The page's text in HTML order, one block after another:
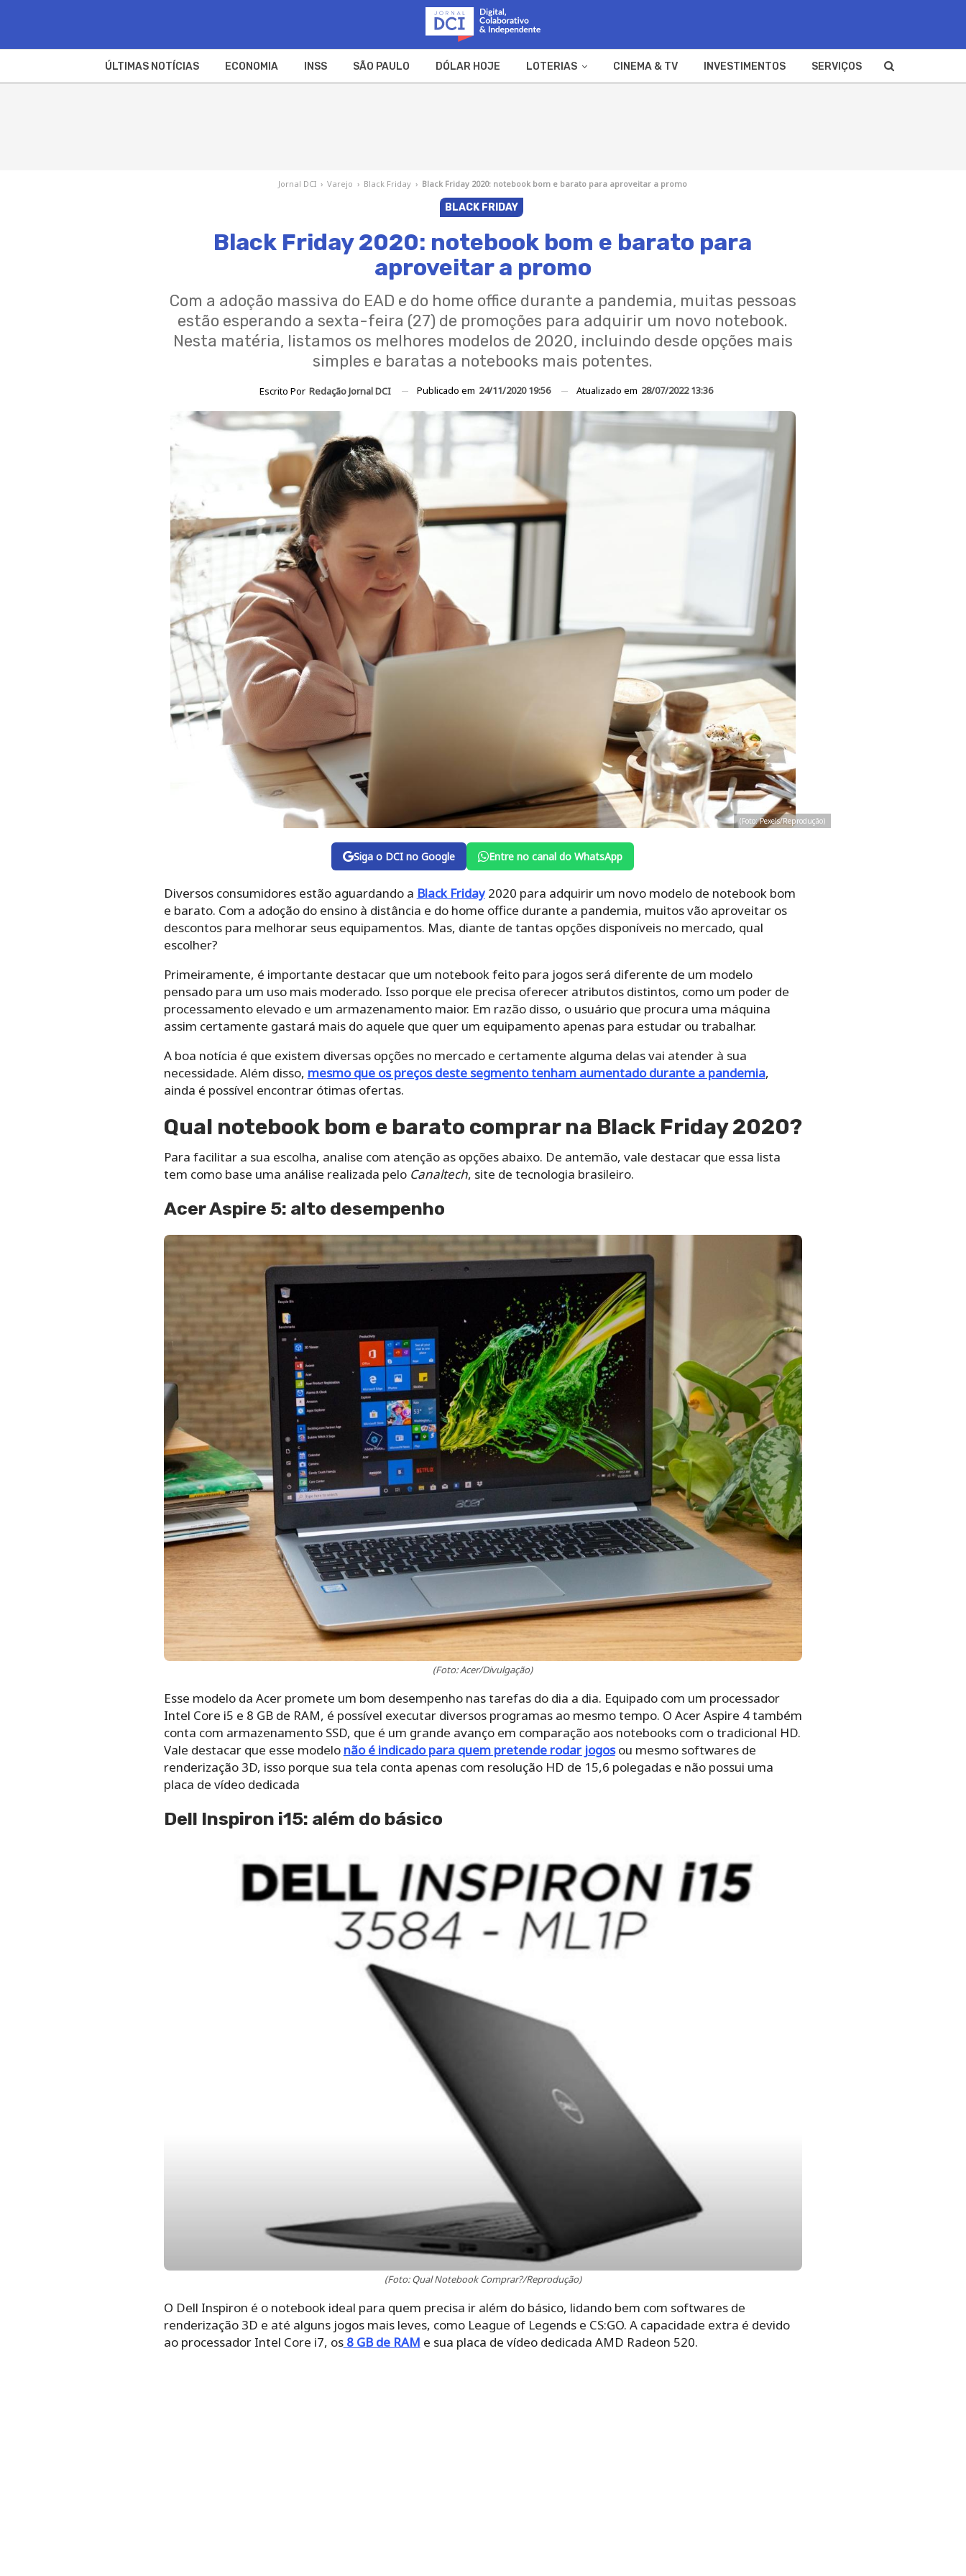
ÚLTIMAS NOTÍCIAS ECONOMIA INSS SÃO PAULO DÓLAR HOJE LOTERIAS CINEMA & TV INVESTIMENTOS SERVIÇOS
Jornal DCI › Varejo › Black Friday › Black Friday 2020: notebook bom e barato para aproveitar a promo
BLACK FRIDAY
Black Friday 2020: notebook bom e barato para
aproveitar a promo
Com a adoção massiva do EAD e do home office durante a pandemia, muitas pessoas
estão esperando a sexta-feira (27) de promoções para adquirir um novo notebook.
Nesta matéria, listamos os melhores modelos de 2020, incluindo desde opções mais
simples e baratas a notebooks mais potentes.
Escrito Por Redação Jornal DCI Publicado em 24/11/2020 19:56 Atualizado em 28/07/2022 13:36
(Foto: Pexels/Reprodução)
Siga o DCI no Google Entre no canal do WhatsApp
Diversos consumidores estão aguardando a Black Friday2020 para adquirir um novo modelo de notebook bom
e barato. Com a adoção do ensino à distância e do home office durante a pandemia, muitos vão aproveitar os
descontos para melhorar seus equipamentos. Mas, diante de tantas opções disponíveis no mercado, qual
escolher?
Primeiramente, é importante destacar que um notebook feito para jogos será diferente de um modelo
pensado para um uso mais moderado. Isso porque ele precisa oferecer atributos distintos, como um poder de
processamento elevado e um armazenamento maior. Em razão disso, o usuário que procura uma máquina
assim certamente gastará mais do aquele que quer um equipamento apenas para estudar ou trabalhar.
A boa notícia é que existem diversas opções no mercado e certamente alguma delas vai atender à sua
necessidade. Além disso, mesmo que os preços deste segmento tenham aumentado durante a pandemia,
ainda é possível encontrar ótimas ofertas.
Qual notebook bom e barato comprar na Black Friday 2020?
Para facilitar a sua escolha, analise com atenção as opções abaixo. De antemão, vale destacar que essa lista
tem como base uma análise realizada pelo Canaltech, site de tecnologia brasileiro.
Acer Aspire 5: alto desempenho
(Foto: Acer/Divulgação)
Esse modelo da Acer promete um bom desempenho nas tarefas do dia a dia. Equipado com um processador
Intel Core i5 e 8 GB de RAM, é possível executar diversos programas ao mesmo tempo. O Acer Aspire 4 também
conta com armazenamento SSD, que é um grande avanço em comparação aos notebooks com o tradicional HD.
Vale destacar que esse modelo não é indicado para quem pretende rodar jogosou mesmo softwares de
renderização 3D, isso porque sua tela conta apenas com resolução HD de 15,6 polegadas e não possui uma
placa de vídeo dedicada
Dell Inspiron i15: além do básico
(Foto: Qual Notebook Comprar?/Reprodução)
O Dell Inspiron é o notebook ideal para quem precisa ir além do básico, lidando bem com softwares de
renderização 3D e até alguns jogos mais leves, como League of Legends e CS:GO. A capacidade extra é devido
ao processador Intel Core i7, os8 GB de RAM e sua placa de vídeo dedicada AMD Radeon 520.